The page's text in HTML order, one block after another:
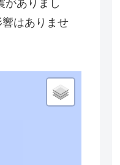
がありまし
はありませ